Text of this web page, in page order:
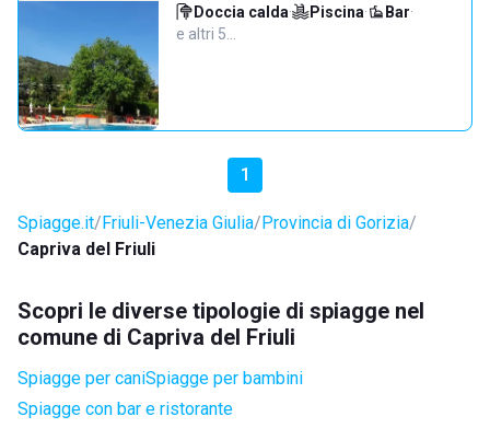
Doccia calda· Piscina· Bar·
e altri 5…
1
Spiagge.it Friuli-Venezia Giulia Provincia di Gorizia
Capriva del Friuli
Scopri le diverse tipologie di spiagge nel
comune di Capriva del Friuli
Spiagge per caniSpiagge per bambini
Spiagge con bar e ristorante